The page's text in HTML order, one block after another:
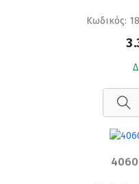
Κωδικός:
4060